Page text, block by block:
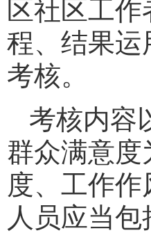
区社区工
程、结果运
考核。
考核内容
群众满意
度、工作
人员应当